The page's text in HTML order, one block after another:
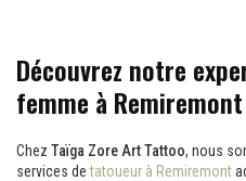
Découvrez notre
femme à Remiremont
Chez Taïga Zore Art Tattoo, nous
services detatoueur à Remiremont